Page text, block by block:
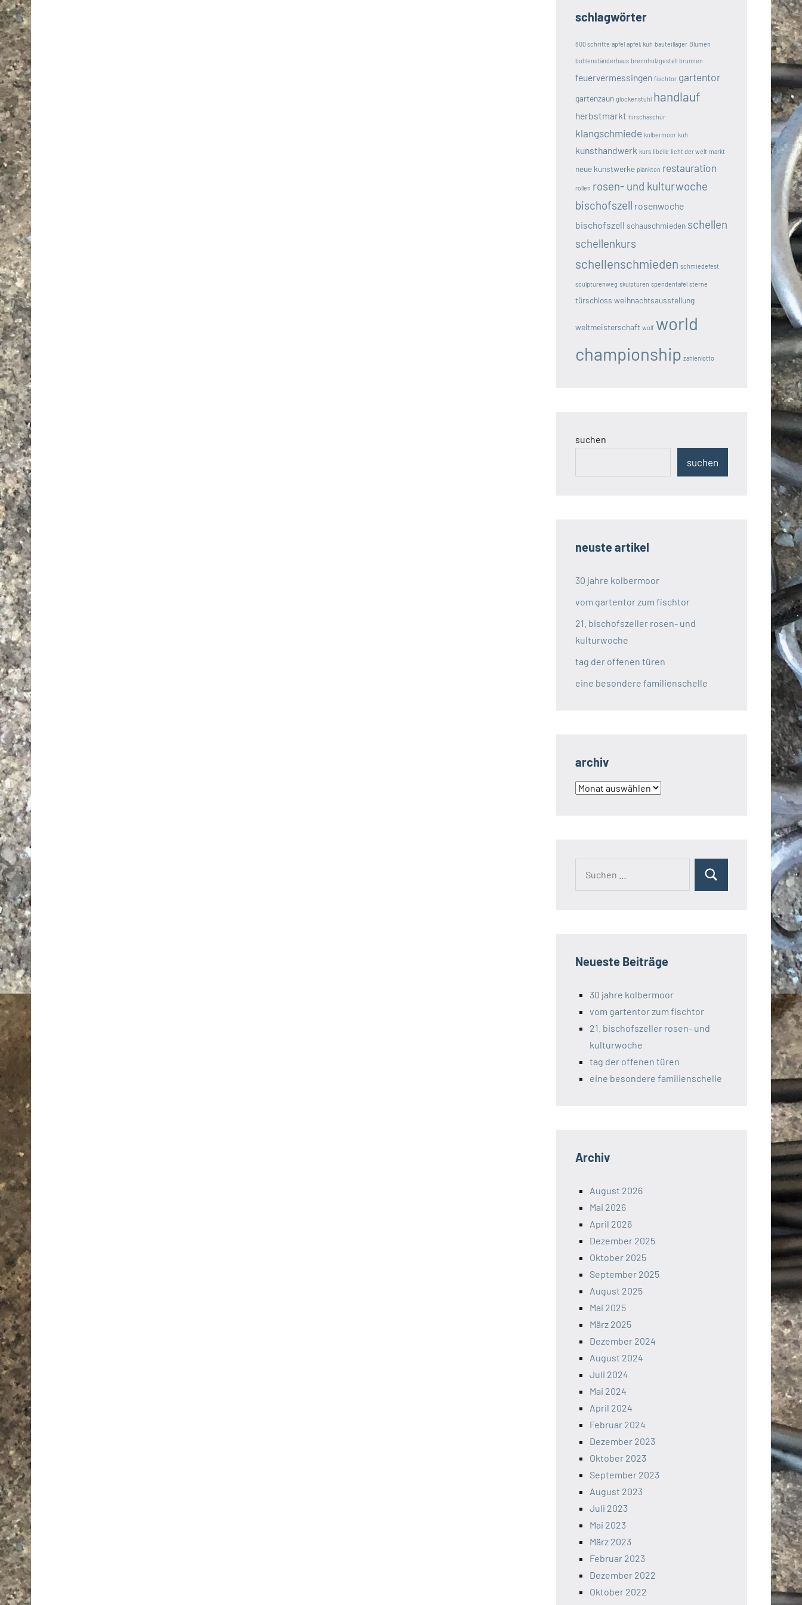
schlagwörter
800 schritte apfel apfel; kuh bauteillager Blumen
bohlenständerhaus brennholzgestell brunnen
feuervermessingen fischtor gartentor
gartenzaun glockenstuhl handlauf
herbstmarkt hirschäschür
klangschmiede kolbermoor kuh
kunsthandwerk kurs libelle licht der welt markt
neue kunstwerke plankton restauration
rollen rosen- und kulturwoche
bischofszell rosenwoche
bischofszell schauschmieden schellen
schellenkurs
schellenschmieden schmiedefest
sculpturenweg skulpturen spendentafel sterne
türschloss weihnachtsausstellung
weltmeisterschaft wolf world
championship zahlenlotto
suchen
suchen
neuste artikel
30 jahre kolbermoor
vom gartentor zum fischtor
21. bischofszeller rosen- und
kulturwoche
tag der offenen türen
eine besondere familienschelle
archiv
archiv
Suchen
Neueste Beiträge
30 jahre kolbermoor
vom gartentor zum fischtor
21. bischofszeller rosen- und
kulturwoche
tag der offenen türen
eine besondere familienschelle
Archiv
August 2026
Mai 2026
April 2026
Dezember 2025
Oktober 2025
September 2025
August 2025
Mai 2025
März 2025
Dezember 2024
August 2024
Juli 2024
Mai 2024
April 2024
Februar 2024
Dezember 2023
Oktober 2023
September 2023
August 2023
Juli 2023
Mai 2023
März 2023
Februar 2023
Dezember 2022
Oktober 2022